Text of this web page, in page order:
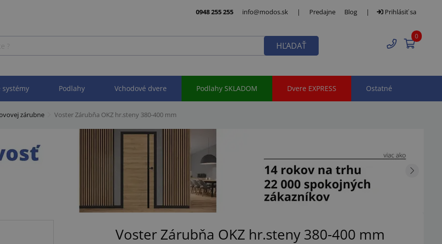
0948 255 255 info@modos.sk | Predajne Blog | Prihlásiť sa
HĽADAŤ
0
systémy Podlahy Vchodové dvere Podlahy SKLADOM Dvere EXPRESS Ostatné
zárubne Voster Zárubňa OKZ hr.steny 380-400 mm
Voster Zárubňa OKZ hr.steny 380-400 mm